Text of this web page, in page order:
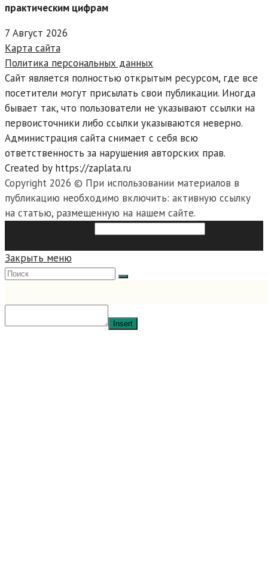
практическим цифрам
7 Август 2026
Карта сайта
Политика персональных данных
Сайт является полностью открытым ресурсом, где все
посетители могут присылать свои публикации. Иногда
бывает так, что пользователи не указывают ссылки на
первоисточники либо ссылки указываются неверно.
Администрация сайта снимает с себя всю
ответственность за нарушения авторских прав.
Created by https://zaplata.ru
Copyright 2026 © При использовании материалов в
публикацию необходимо включить: активную ссылку
на статью, размещенную на нашем сайте.
Закрыть меню
Insert